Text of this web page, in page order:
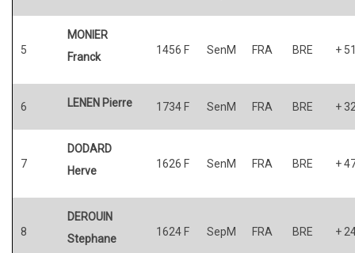
5
MONIER
Franck
1456 F SenM FRA BRE +
6 LENEN Pierre 1734 F SenM FRA BRE +
7
DODARD
Herve
1626 F SenM FRA BRE +
8
DEROUIN
Stephane
1624 F SepM FRA BRE +